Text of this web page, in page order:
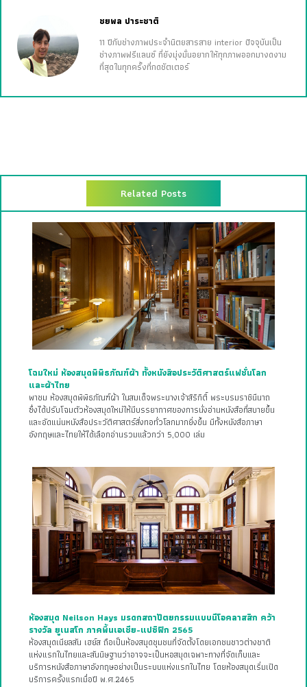
ชยพล ปาระชาติ
11 ปีกับช่างภาพประจำนิตยสารสาย interior ปัจจุบันเป็น
ช่างภาพฟรีแลนซ์ ที่ยังมุ่งมั่นอยากให้ทุกภาพออกมางดงาม
ที่สุดในทุกครั้งที่กดชัตเตอร์
Related Posts
โฉมใหม่ ห้องสมุดพิพิธภัณฑ์ผ้า ทั้งหนังสือประวัติศาสตร์แฟชั่นโลก
และผ้าไทย
พาชม ห้องสมุดพิพิธภัณฑ์ผ้า ในสมเด็จพระนางเจ้าสิริกิติ์ พระบรมราชินีนาถ
ซึ่งได้ปรับโฉมตัวห้องสมุดใหม่ให้มีบรรยากาศของการนั่งอ่านหนังสือที่สบายขึ้น
และอัดแน่นหนังสือประวัติศาสตร์สิ่งทอทั่วโลกมากยิ่งขึ้น มีทั้งหนังสือภาษา
อังกฤษและไทยให้ได้เลือกอ่านรวมแล้วกว่า 5,000 เล่ม
ห้องสมุด Neilson Hays มรดกสถาปัตยกรรมแบบนีโอคลาสสิก คว้า
รางวัล ยูเนสโก ภาคพื้นเอเชีย-แปซิฟิก 2565
ห้องสมุดเนียลสัน เฮย์ส ถือเป็นห้องสมุดชุมชนที่จัดตั้งโดยเอกชนชาวต่างชาติ
แห่งแรกในไทยและสันนิษฐานว่าอาจจะเป็นหอสมุดเฉพาะทางที่จัดเก็บและ
บริการหนังสือภาษาอังกฤษอย่างเป็นระบบแห่งแรกในไทย โดยห้องสมุดเริ่มเปิด
บริการครั้งแรกเมื่อปี พ.ศ.2465